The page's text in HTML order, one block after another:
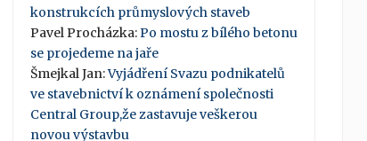
konstrukcích průmyslových staveb
Pavel Procházka:Po mostu z bílého betonu
se projedeme na jaře
Šmejkal Jan:Vyjádření Svazu podnikatelů
ve stavebnictví k oznámení společnosti
Central Group,že zastavuje veškerou
novou výstavbu